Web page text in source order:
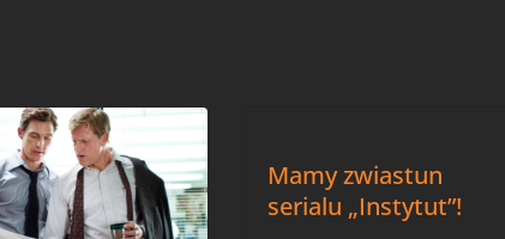
Mamy zwiastun
serialu „Instytut”!